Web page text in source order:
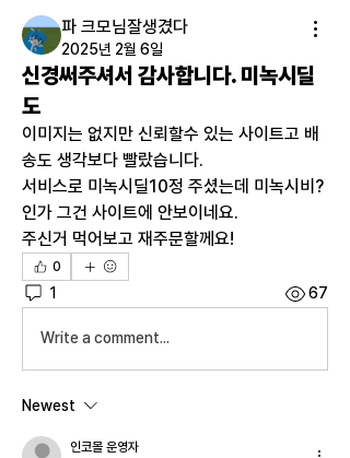
파 크모님잘생겼다
2025년 2월 6일
신경써주셔서 감사합니다. 미녹시딜
도
이미지는 없지만 신뢰할수 있는 사이트고 배
송도 생각보다 빨랐습니다.
서비스로 미녹시딜10정 주셨는데 미녹시비?
인가 그건 사이트에 안보이네요.
주신거 먹어보고 재주문할께요!
0
1 67
Write a comment...
Newest
인코몰 운영자